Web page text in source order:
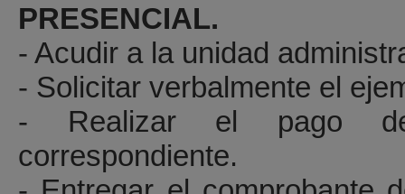
PRESENCIAL.
- Acudir a la unidad
- Solicitar verbalmente el
- Realizar el pago del
correspondiente.